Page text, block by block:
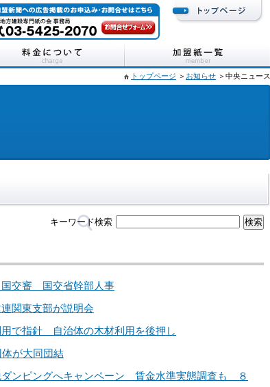
トップページ ＞ お知らせ ＞中央ニュース
キーワード検索
国交審 国交省幹部人事
関東支部が説明会
で指針 自治体の木材利用を後押し
が大同団結
ダンピングへキャンペーン 賃金水準実態調査も ８